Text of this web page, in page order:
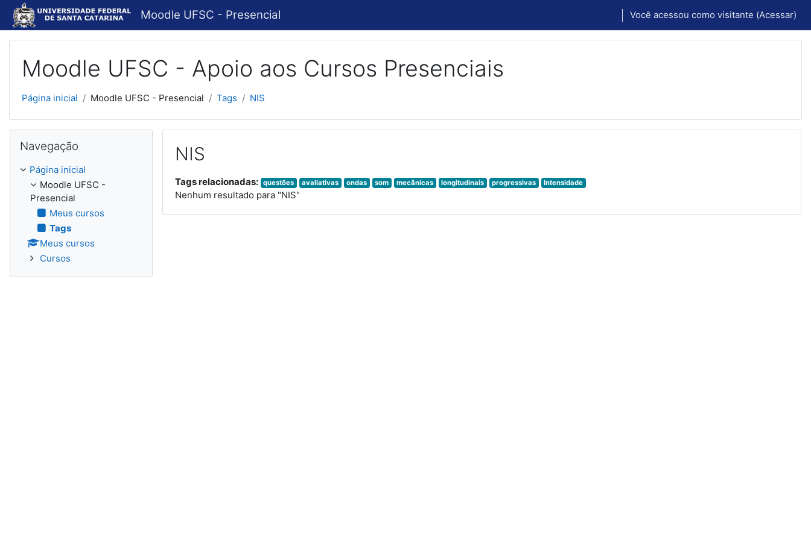
Ir para o conteúdo principal
Moodle UFSC - Presencial Você acessou como visitante (Acessar)
Moodle UFSC - Apoio aos Cursos Presenciais
Página inicial Moodle UFSC - Presencial Tags NIS
NIS
Tags relacionadas: questões avaliativas ondas som mecânicas longitudinais progressivas Intensidade
Nenhum resultado para "NIS"
Navegação
Página inicial
Moodle UFSC -
Presencial
Meus cursos
Tags
Meus cursos
Cursos